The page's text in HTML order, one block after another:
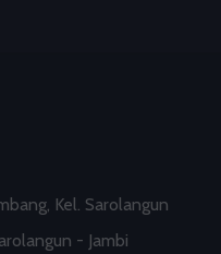
Kel. Sarolangun
- Jambi